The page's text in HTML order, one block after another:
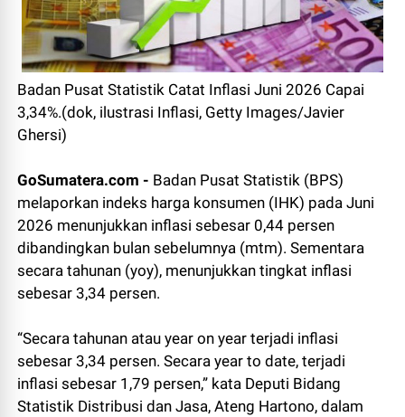
Badan Pusat Statistik Catat Inflasi Juni 2026 Capai
3,34%.(dok, ilustrasi Inflasi, Getty Images/Javier
Ghersi)
GoSumatera.com - Badan Pusat Statistik (BPS)
melaporkan indeks harga konsumen (IHK) pada Juni
2026 menunjukkan inflasi sebesar 0,44 persen
dibandingkan bulan sebelumnya (mtm). Sementara
secara tahunan (yoy), menunjukkan tingkat inflasi
sebesar 3,34 persen.
“Secara tahunan atau year on year terjadi inflasi
sebesar 3,34 persen. Secara year to date, terjadi
inflasi sebesar 1,79 persen,” kata Deputi Bidang
Statistik Distribusi dan Jasa, Ateng Hartono, dalam